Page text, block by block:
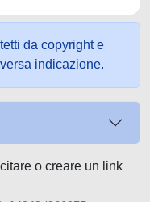
da copyright e
indicazione.
o creare un link